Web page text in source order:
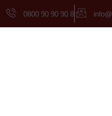
0800 90 90 90 8